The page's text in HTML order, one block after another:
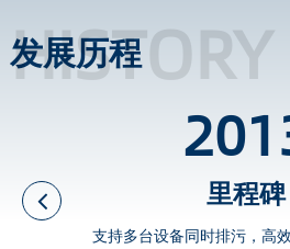
发展历程
HISTORY
里程碑
支持多台设备同时排污，高